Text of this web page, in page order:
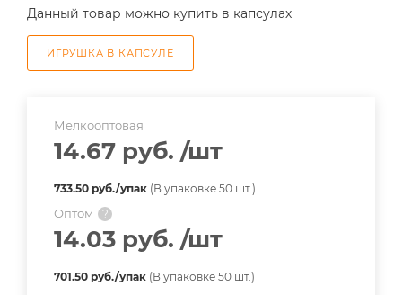
Данный товар можно купить в капсулах
ИГРУШКА В КАПСУЛЕ
Мелкооптовая
14.67 руб. /шт
733.50 руб./упак (В упаковке 50 шт.)
Оптом ?
14.03 руб. /шт
701.50 руб./упак (В упаковке 50 шт.)